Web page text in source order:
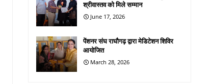
श्रीवास्तव को मिले सम्मान
June 17, 2026
पेंशनर संघ राघौगढ़ द्वारा मेडिटेशन शिविर
आयोजित
March 28, 2026